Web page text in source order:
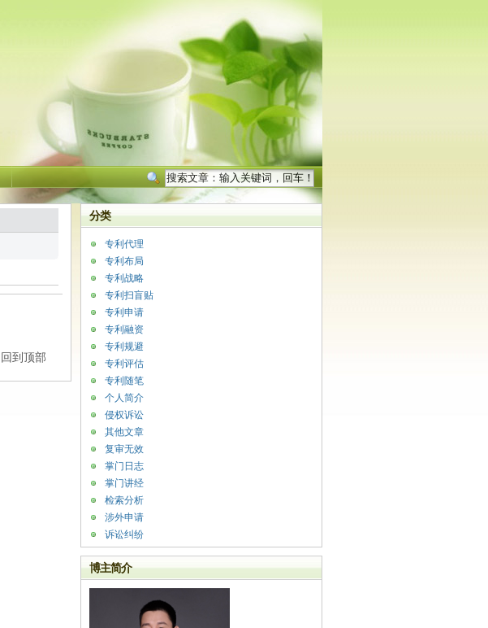
回到顶部
分类
专利代理
专利布局
专利战略
专利扫盲贴
专利申请
专利融资
专利规避
专利评估
专利随笔
个人简介
侵权诉讼
其他文章
复审无效
掌门日志
掌门讲经
检索分析
涉外申请
诉讼纠纷
博主简介